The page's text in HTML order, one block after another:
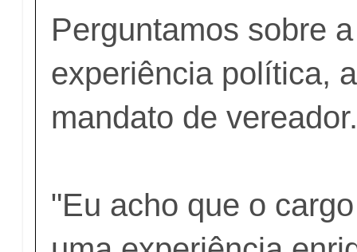
Perguntamos sobre
experiência política,
mandato de
"Eu acho que o